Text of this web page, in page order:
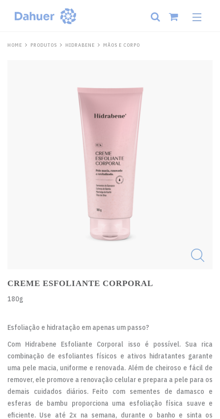
HOME PRODUTOS HIDRABENE MÃOS E CORPO
CREME ESFOLIANTE CORPORAL
180g
Esfoliação e hidratação em apenas um passo?
Com Hidrabene Esfoliante Corporal isso é possível. Sua rica
combinação de esfoliantes físicos e ativos hidratantes garante
uma pele macia, uniforme e renovada. Além de cheiroso e fácil de
remover, ele promove a renovação celular e prepara a pele para os
demais cuidados diários. Feito com sementes de damasco e
esferas de bambu proporciona uma esfoliação física suave e
eficiente. Use até 2x na semana, durante o banho e sinta os